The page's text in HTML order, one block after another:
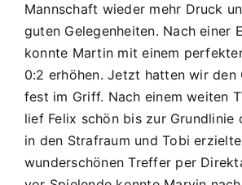
Mannschaft wieder mehr Druck
guten Gelegenheiten. Nach einer
konnte Martin mit einem
0:2 erhöhen. Jetzt hatten wir den
fest im Griff. Nach einem weiten
lief Felix schön bis zur Grundlinie
in den Strafraum und Tobi
wunderschönen Treffer per